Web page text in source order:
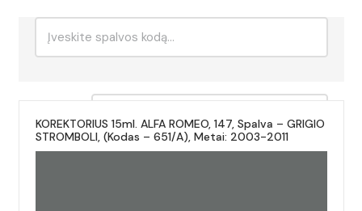
KOREKTORIUS 15ml. ALFA ROMEO, 147, Spalva – GRIGIO
STROMBOLI, (Kodas – 651/A), Metai: 2003-2011